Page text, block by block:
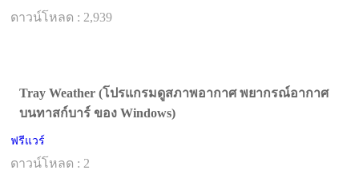
ดาวน์โหลด : 2,939
Tray Weather (โปรแกรมดูสภาพอากาศ พยากรณ์อากาศ
บนทาสก์บาร์ ของ Windows)
ฟรีแวร์
ดาวน์โหลด : 2